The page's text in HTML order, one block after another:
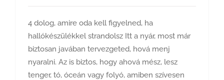
4 dolog, amire oda kell figyelned, ha
hallókészülékkel strandolsz Itt a nyár, most már
biztosan javában tervezgeted, hová menj
nyaralni. Az is biztos, hogy ahová mész, lesz
tenger, tó, óceán vagy folyó, amiben szívesen